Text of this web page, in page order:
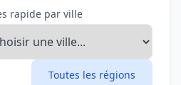
rapide par ville
Toutes les régions